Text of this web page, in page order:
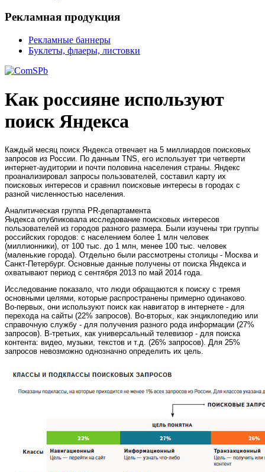
Рекламная продукция
Рекламные баннеры
Буклеты, флаеры, листовки
Как россияне используют
поиск Яндекса
Каждый месяц поиск Яндекса отвечает на 5 миллиардов поисковых
запросов из России. По данным TNS, его использует три четверти
интернет-аудитории и почти половина населения страны. Яндекс
проанализировал запросы пользователей, составил карту их
поисковых интересов и сравнил поисковые интересы в городах с
разной численностью населения.
Аналитическая группа PR-департамента
Яндекса опубликовала исследование поисковых интересов
пользователей из городов разного размера. Были изучены три группы
российских городов: с населением более 1 млн человек
(миллионники), от 100 тыс. до 1 млн, менее 100 тыс. человек
(маленькие города). Отдельно были рассмотрены столицы - Москва и
Санкт-Петербург. Основные данные получены от поиска Яндекса и
охватывают период с сентября 2013 по май 2014 года.
Исследование показало, что люди обращаются к поиску с тремя
основными целями, которые распространены примерно одинаково.
Во-первых, они используют поиск как навигатор в интернете - для
перехода на сайты (22% запросов). Во-вторых, как энциклопедию или
справочную службу - для получения разного рода информации (27%
запросов). В-третьих, как универсальный телевизор - для поиска
контента: видео, музыки, текстов и т.д. (26% запросов). Для 25%
запросов невозможно однозначно определить их цель.